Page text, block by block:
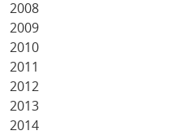
2008
2009
2010
2011
2012
2013
2014